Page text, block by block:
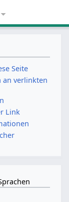
Seite
an verlinkten
Link